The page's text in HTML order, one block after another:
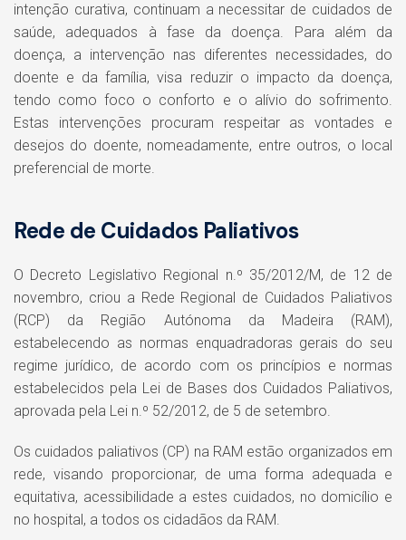
intenção curativa, continuam a necessitar de cuidados de
saúde, adequados à fase da doença. Para além da
doença, a intervenção nas diferentes necessidades, do
doente e da família, visa reduzir o impacto da doença,
tendo como foco o conforto e o alívio do sofrimento.
Estas intervenções procuram respeitar as vontades e
desejos do doente, nomeadamente, entre outros, o local
preferencial de morte.
Rede de Cuidados Paliativos
O Decreto Legislativo Regional n.º 35/2012/M, de 12 de
novembro, criou a Rede Regional de Cuidados Paliativos
(RCP) da Região Autónoma da Madeira (RAM),
estabelecendo as normas enquadradoras gerais do seu
regime jurídico, de acordo com os princípios e normas
estabelecidos pela Lei de Bases dos Cuidados Paliativos,
aprovada pela Lei n.º 52/2012, de 5 de setembro.
Os cuidados paliativos (CP) na RAM estão organizados em
rede, visando proporcionar, de uma forma adequada e
equitativa, acessibilidade a estes cuidados, no domicílio e
no hospital, a todos os cidadãos da RAM.